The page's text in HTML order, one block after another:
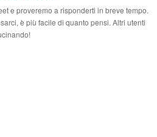
e proveremo a risponderti in breve tempo.
è più facile di quanto pensi. Altri utenti